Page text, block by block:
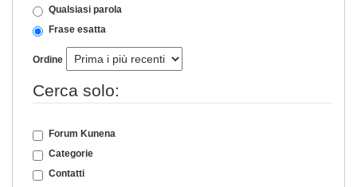
Qualsiasi parola
Frase esatta
Ordine
Cerca solo:
Forum Kunena
Categorie
Contatti